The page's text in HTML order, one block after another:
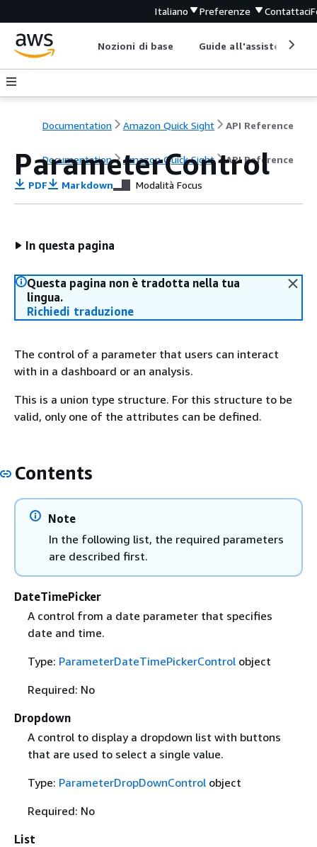
Italiano Preferenze Contattaci
Nozioni di base Guide all'assistenza
Documentation Amazon Quick Sight API Reference
Documentation Amazon Quick Sight API Reference
ParameterControl
PDF Markdown Modalità Focus
In questa pagina
Questa pagina non è tradotta nella tua
lingua.
Richiedi traduzione
The control of a parameter that users can interact
with in a dashboard or an analysis.
This is a union type structure. For this structure to be
valid, only one of the attributes can be defined.
Contents
Note
In the following list, the required parameters
are described first.
DateTimePicker
A control from a date parameter that specifies
date and time.
Type: ParameterDateTimePickerControlobject
Required: No
Dropdown
A control to display a dropdown list with buttons
that are used to select a single value.
Type: ParameterDropDownControlobject
Required: No
List